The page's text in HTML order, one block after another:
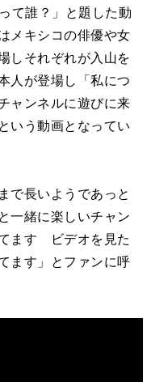
て誰？」と題した動
メキシコの俳優や女
しそれぞれが入山を
人が登場し「私につ
ャンネルに遊びに来
いう動画となってい
で長いようであっと
一緒に楽しいチャン
ます ビデオを見た
ます」とファンに呼